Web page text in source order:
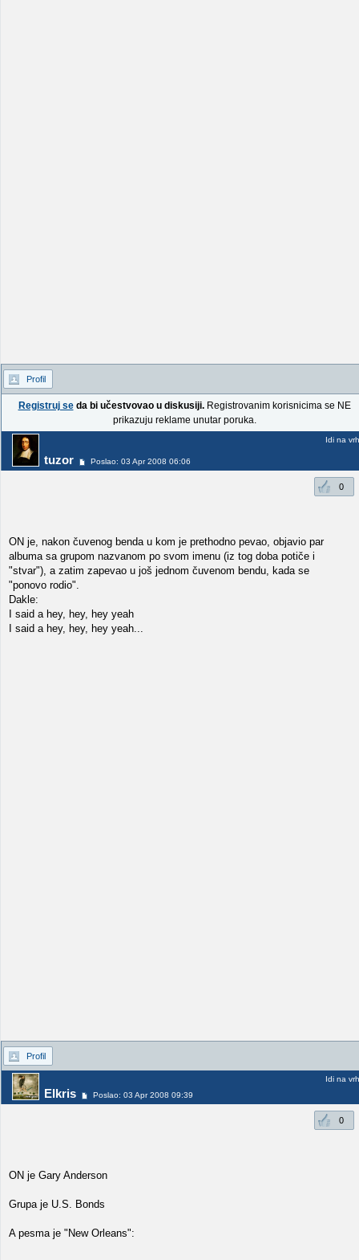
Profil
Registruj seda bi učestvovao u diskusiji.Registrovanim korisnicima se NE
prikazuju reklame unutar poruka.
tuzor Poslao: 03 Apr 2008 06:06
Idi na vrh
0
ON je, nakon čuvenog benda u kom je prethodno pevao, objavio par
albuma sa grupom nazvanom po svom imenu (iz tog doba potiče i
"stvar"), a zatim zapevao u još jednom čuvenom bendu, kada se
"ponovo rodio".
Dakle:
I said a hey, hey, hey yeah
I said a hey, hey, hey yeah...
Profil
Elkris Poslao: 03 Apr 2008 09:39
Idi na vrh
0
ON je Gary Anderson
Grupa je U.S. Bonds
A pesma je "New Orleans":